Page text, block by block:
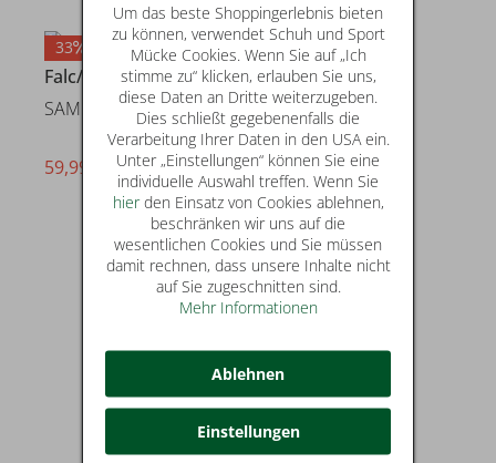
33
Falc/Naturino
SAMMY 3
statt* 89,95 €
59,99 €
Um das beste Shoppingerlebnis bieten
zu können, verwendet Schuh und Sport
Mücke Cookies. Wenn Sie auf „Ich
stimme zu“ klicken, erlauben Sie uns,
diese Daten an Dritte weiterzugeben.
Dies schließt gegebenenfalls die
Verarbeitung Ihrer Daten in den USA ein.
Unter „Einstellungen“ können Sie eine
individuelle Auswahl treffen. Wenn Sie
hierden Einsatz von Cookies ablehnen,
beschränken wir uns auf die
wesentlichen Cookies und Sie müssen
damit rechnen, dass unsere Inhalte nicht
auf Sie zugeschnitten sind.
Mehr Informationen
Ablehnen
Einstellungen